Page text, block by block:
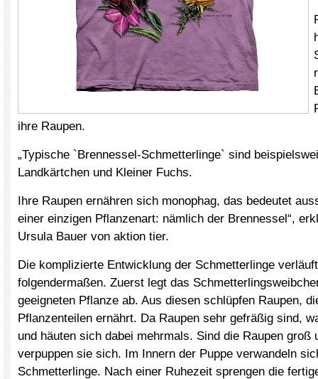
ihre Raupen.
„Typische `Brennessel-Schmetterlinge` sind
Landkärtchen und Kleiner Fuchs.
Ihre Raupen ernähren sich monophag, das bedeutet
einer einzigen Pflanzenart: nämlich der Brennessel“,
Ursula Bauer von aktion tier.
Die komplizierte Entwicklung der Schmetterlinge
folgendermaßen. Zuerst legt das
geeigneten Pflanze ab. Aus diesen schlüpfen Raupen,
Pflanzenteilen ernährt. Da Raupen sehr gefräßig sind,
und häuten sich dabei mehrmals. Sind die Raupen groß
verpuppen sie sich. Im Innern der Puppe verwandeln
Schmetterlinge. Nach einer Ruhezeit sprengen die